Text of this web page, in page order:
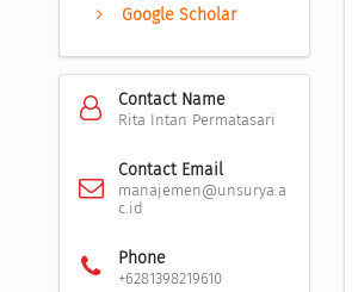
Google Scholar
Contact Name
Rita Intan Permatasari
Contact Email
manajemen@unsurya.a
c.id
Phone
+6281398219610